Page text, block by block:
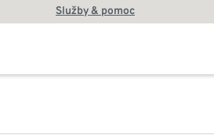
Služby & pomoc